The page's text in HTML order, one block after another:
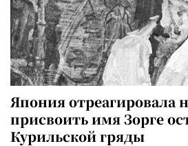
Япония отреагировала
присвоить имя Зорге
Курильской гряды